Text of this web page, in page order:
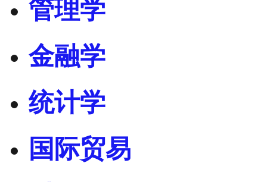
管理学
金融学
统计学
国际贸易